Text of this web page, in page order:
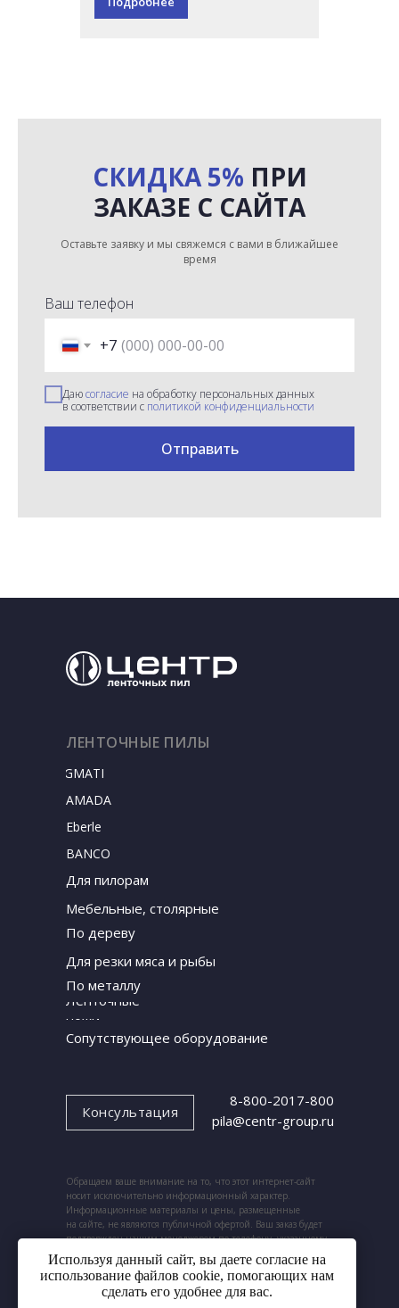
СКИДКА 5% ПРИ
ЗАКАЗЕ С САЙТА
Оставьте заявку и мы свяжемся с вами в ближайшее
время
Ваш телефон
+7
Даюсогласие на обработку персональных данных
в соответствии с политикой конфиденциальности
Отправить
SIGMATEC
AMADA
Eberle
BANCO
Консультация
Для пилорам
Мебельные, столярные
По дереву
Для резки мяса и рыбы
8-800-2017-800
pila@centr-group.ru
ЛЕНТОЧНЫЕ ПИЛЫ
Обращаем ваше внимание на то, что этот интернет-сайт
носит исключительно информационный характер.
Информационные материалы и цены, размещенные
на сайте, не являются публичной офертой. Ваш заказ будет
подтвержден нашим менеджером по телефону, указанному
По металлу
Ленточные
ножи
Сопутствующее оборудование
Используя данный сайт, вы даете согласие на
использование файлов cookie, помогающих нам
сделать его удобнее для вас.